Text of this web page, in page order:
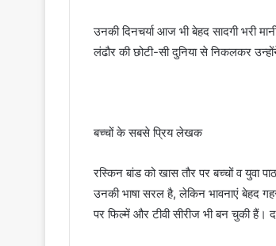
उनकी दिनचर्या आज भी बेहद सादगी भरी
लंढौर की छोटी-सी दुनिया से निकलकर
बच्चों के सबसे प्रिय लेखक
रस्किन बांड को खास तौर पर बच्चों व युवा
उनकी भाषा सरल है, लेकिन भावनाएं बेहद
पर फिल्में और टीवी सीरीज भी बन चुकी